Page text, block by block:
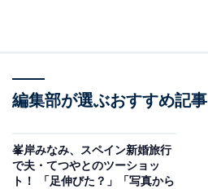
編集部が選ぶおすすめ記事
峯岸みなみ、スペイン新婚旅行
で夫・てつやとのツーショッ
ト！ 「足伸びた？」「写真から